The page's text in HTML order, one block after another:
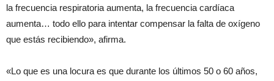
la frecuencia respiratoria aumenta, la frecuencia cardíaca
aumenta… todo ello para intentar compensar la falta de oxígeno
que estás recibiendo», afirma.
«Lo que es una locura es que durante los últimos 50 o 60 años,